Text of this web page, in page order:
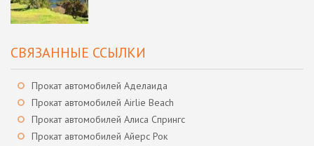
СВЯЗАННЫЕ ССЫЛКИ
Прокат автомобилей Аделаида
Прокат автомобилей Airlie Beach
Прокат автомобилей Алиса Спрингс
Прокат автомобилей Айерс Рок